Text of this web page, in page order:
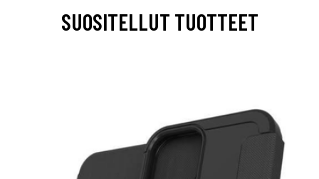
SUOSITELLUT TUOTTEET